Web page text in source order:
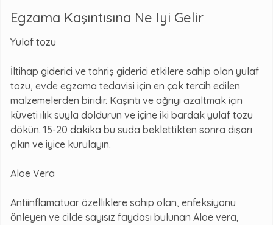
Egzama Kaşıntısına Ne Iyi Gelir
Yulaf tozu
İltihap giderici ve tahriş giderici etkilere sahip olan yulaf
tozu, evde egzama tedavisi için en çok tercih edilen
malzemelerden biridir. Kaşıntı ve ağrıyı azaltmak için
küveti ılık suyla doldurun ve içine iki bardak yulaf tozu
dökün. 15-20 dakika bu suda beklettikten sonra dışarı
çıkın ve iyice kurulayın.
Aloe Vera
Antiinflamatuar özelliklere sahip olan, enfeksiyonu
önleyen ve cilde sayısız faydası bulunan Aloe vera,